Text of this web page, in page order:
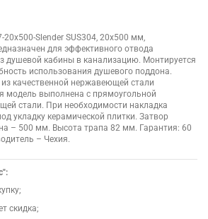
Slender SUS304, 20x500 мм,
для эффективного отвода
душевой кабины в канализацию. Монтируется
использования душевого поддона.
качественной нержавеющей стали
модель выполнена с прямоугольной
стали. При необходимости накладка
укладку керамической плитки. Затвор
– 500 мм. Высота трапа 82 мм. Гарантия: 60
– Чехия.
скидка;